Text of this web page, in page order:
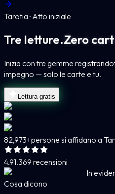
Tarotia · Atto iniziale
Tre letture.Zero
Inizia con tre gemme
impegno — solo le carte e tu.
Lettura gratis
82,973+persone si affidano a
4.91.369 recensioni
In
Cosa dicono